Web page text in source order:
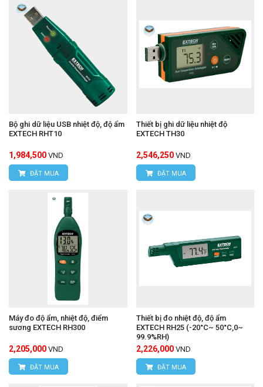
Bộ ghi dữ liệu USB nhiệt độ, độ ẩm
EXTECH RHT10
1,984,500 VND
ĐẶT MUA
Thiết bị ghi dữ liệu nhiệt độ
EXTECH TH30
2,546,250 VND
ĐẶT MUA
Máy đo độ ẩm, nhiệt độ, điểm
sương EXTECH RH300
2,205,000 VND
ĐẶT MUA
Thiết bị đo nhiệt độ, độ ẩm
EXTECH RH25 (-20°C~ 50°C,0~
99.9%RH)
2,226,000 VND
ĐẶT MUA